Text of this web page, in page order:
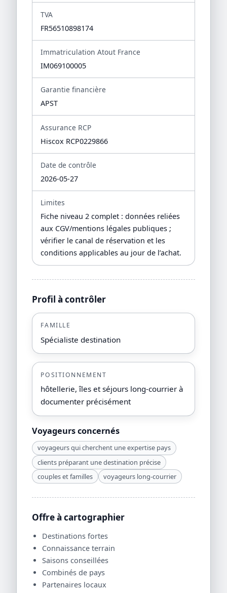
TVA
FR56510898174
Immatriculation Atout France
IM069100005
Garantie financière
APST
Assurance RCP
Hiscox RCP0229866
Date de contrôle
2026-05-27
Limites
Fiche niveau 2 complet : données reliées
aux CGV/mentions légales publiques ;
vérifier le canal de réservation et les
conditions applicables au jour de l’achat.
Profil à contrôler
FAMILLE
Spécialiste destination
POSITIONNEMENT
hôtellerie, îles et séjours long-courrier à
documenter précisément
Voyageurs concernés
voyageurs qui cherchent une expertise pays
clients préparant une destination précise
couples et familles
voyageurs long-courrier
Offre à cartographier
Destinations fortes
Connaissance terrain
Saisons conseillées
Combinés de pays
Partenaires locaux